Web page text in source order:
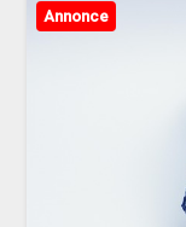
Annonce